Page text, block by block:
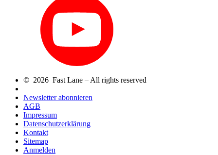
© 2026 Fast Lane – All rights reserved
Newsletter abonnieren
AGB
Impressum
Datenschutzerklärung
Kontakt
Sitemap
Anmelden